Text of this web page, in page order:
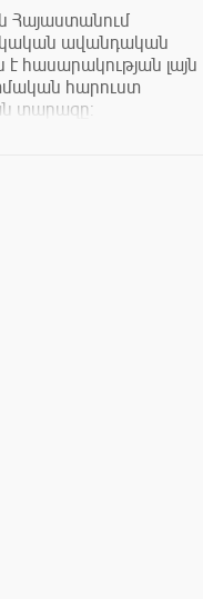
Հայաստանում
ավանդական
լայն
հարուստ
տարազը: